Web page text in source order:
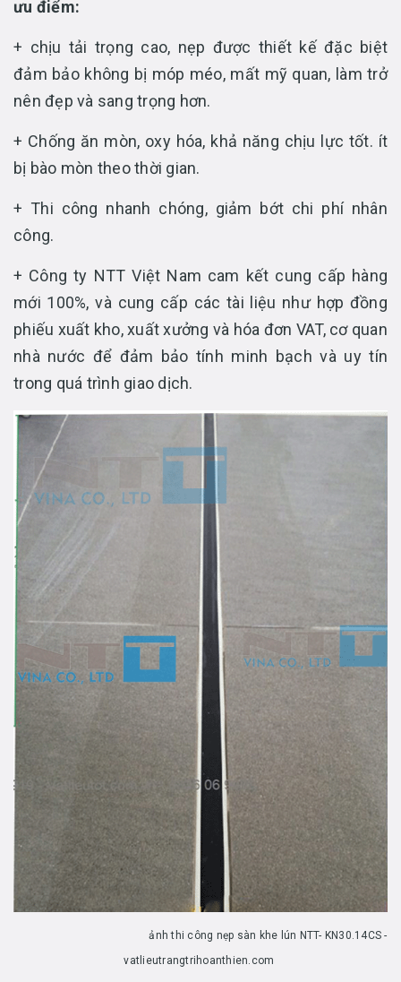
ưu điểm:
+ chịu tải trọng cao, nẹp được thiết kế đặc biệt
đảm bảo không bị móp méo, mất mỹ quan, làm trở
nên đẹp và sang trọng hơn.
+ Chống ăn mòn, oxy hóa, khả năng chịu lực tốt. ít
bị bào mòn theo thời gian.
+ Thi công nhanh chóng, giảm bớt chi phí nhân
công.
+ Công ty NTT Việt Nam cam kết cung cấp hàng
mới 100%, và cung cấp các tài liệu như hợp đồng
phiếu xuất kho, xuất xưởng và hóa đơn VAT, cơ quan
nhà nước để đảm bảo tính minh bạch và uy tín
trong quá trình giao dịch.
ảnh thi công nẹp sàn khe lún NTT- KN30.14CS -
vatlieutrangtrihoanthien.com